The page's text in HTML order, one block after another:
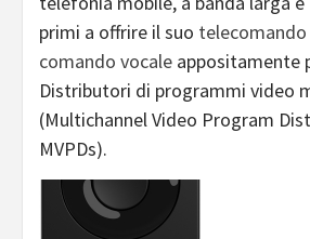
primi a offrire il suo telecomando
comando vocale appositamente
Distributori di programmi video
(Multichannel Video Program
MVPDs).